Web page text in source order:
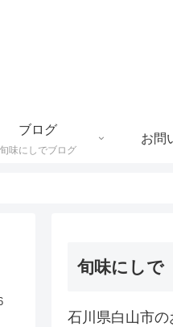
ブログ
旬味にしでブログ
お問
旬味にしで
石川県白山市